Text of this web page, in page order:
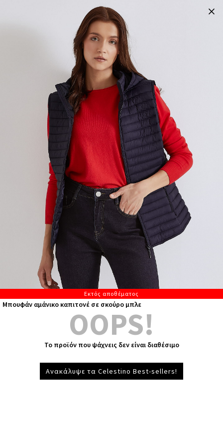
Εκτός αποθέματος
Μπουφάν αμάνικο καπιτονέ σε σκούρο μπλε
OOPS!
Το προϊόν που ψάχνεις δεν είναι διαθέσιμο
Ανακάλυψε τα Celestino Best-sellers!